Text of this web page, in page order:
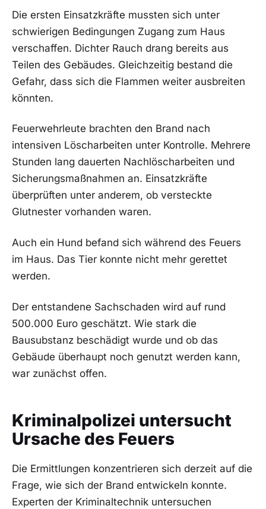
Die ersten Einsatzkräfte mussten sich unter
schwierigen Bedingungen Zugang zum Haus
verschaffen. Dichter Rauch drang bereits aus
Teilen des Gebäudes. Gleichzeitig bestand die
Gefahr, dass sich die Flammen weiter ausbreiten
könnten.
Feuerwehrleute brachten den Brand nach
intensiven Löscharbeiten unter Kontrolle. Mehrere
Stunden lang dauerten Nachlöscharbeiten und
Sicherungsmaßnahmen an. Einsatzkräfte
überprüften unter anderem, ob versteckte
Glutnester vorhanden waren.
Auch ein Hund befand sich während des Feuers
im Haus. Das Tier konnte nicht mehr gerettet
werden.
Der entstandene Sachschaden wird auf rund
500.000 Euro geschätzt. Wie stark die
Bausubstanz beschädigt wurde und ob das
Gebäude überhaupt noch genutzt werden kann,
war zunächst offen.
Kriminalpolizei untersucht
Ursache des Feuers
Die Ermittlungen konzentrieren sich derzeit auf die
Frage, wie sich der Brand entwickeln konnte.
Experten der Kriminaltechnik untersuchen